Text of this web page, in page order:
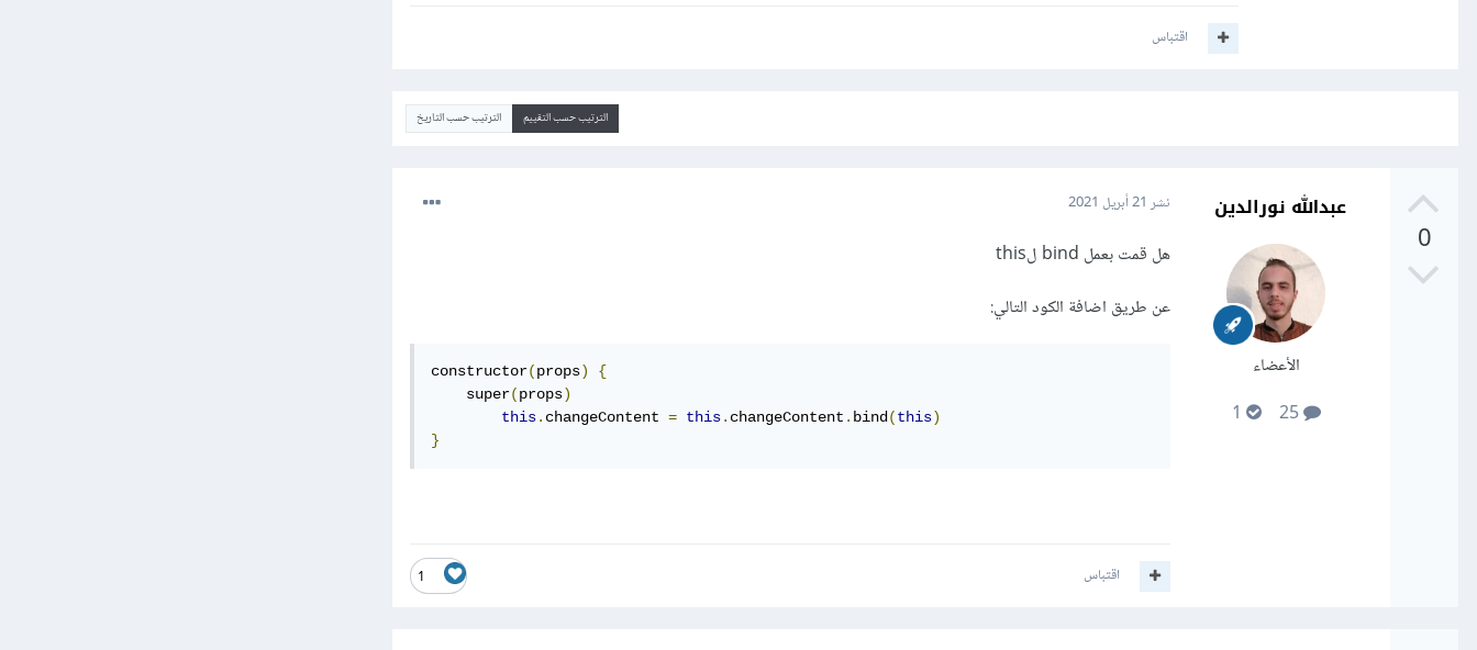
اقتباس
الترتيب حسب التقييم الترتيب حسب التاريخ
0
عبدالله نورالدين
الأعضاء
25
نشر 21 أبريل 2021
هل قمت بعمل bind لthis
عن طريق اضافة الكود التالي:
constructor(props)
{
    super
(props)
this. changeContent = this. changeContent . bind (this)
}
1 اقتباس